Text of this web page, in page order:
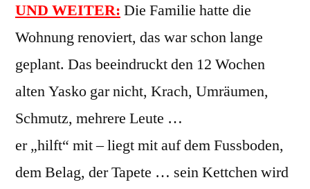
UND WEITER: Die Familie hatte die
Wohnung renoviert, das war schon lange
geplant. Das beeindruckt den 12 Wochen
alten Yasko gar nicht, Krach, Umräumen,
Schmutz, mehrere Leute …
er „hilft“ mit – liegt mit auf dem Fussboden,
dem Belag, der Tapete … sein Kettchen wird